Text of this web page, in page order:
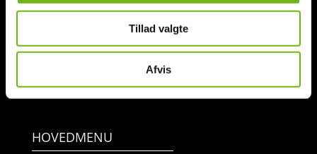
Tillad valgte
Afvis
HER.
52 40 40 77|mail@islandsrejser.dk
HOVEDMENU